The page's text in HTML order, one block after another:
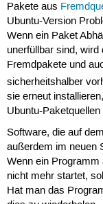
Pakete aus
Ubuntu-Version
Wenn ein Paket
unerfüllbar sind,
Fremdpakete und
sicherheitshalber
sie erneut
Ubuntu-
Software, die auf
außerdem im neuen
Wenn ein
nicht mehr startet,
Hat man das